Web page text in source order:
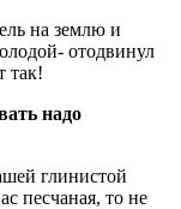
на землю и
отодвинул
так!
надо
глинистой
песчаная, то не